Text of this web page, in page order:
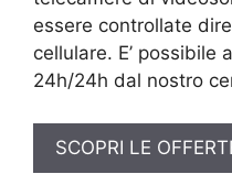
essere controllate
cellulare. E’ possibile
24h/24h dal nostro
SCOPRI LE